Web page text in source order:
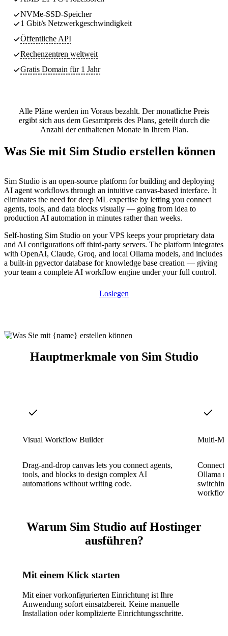
NVMe-SSD-Speicher
1 Gbit/s Netzwerkgeschwindigkeit
Öffentliche API
Rechenzentren weltweit
Gratis Domain für 1 Jahr
Alle Pläne werden im Voraus bezahlt. Der monatliche Preis
ergibt sich aus dem Gesamtpreis des Plans, geteilt durch die
Anzahl der enthaltenen Monate in Ihrem Plan.
Was Sie mit Sim Studio erstellen können
Sim Studio is an open-source platform for building and deploying
AI agent workflows through an intuitive canvas-based interface. It
eliminates the need for deep ML expertise by letting you connect
agents, tools, and data blocks visually — going from idea to
production AI automation in minutes rather than weeks.
Self-hosting Sim Studio on your VPS keeps your proprietary data
and AI configurations off third-party servers. The platform integrates
with OpenAI, Claude, Groq, and local Ollama models, and includes
a built-in pgvector database for knowledge base creation — giving
your team a complete AI workflow engine under your full control.
Loslegen
Hauptmerkmale von Sim Studio
Visual Workflow Builder
Drag-and-drop canvas lets you connect agents,
tools, and blocks to design complex AI
automations without writing code.
Multi-
Connect
Ollama
Warum Sim Studio auf Hostinger
ausführen?
Mit einem Klick starten
Mit einer vorkonfigurierten Einrichtung ist Ihre
Anwendung sofort einsatzbereit. Keine manuelle
Installation oder komplizierte Einrichtungsschritte.